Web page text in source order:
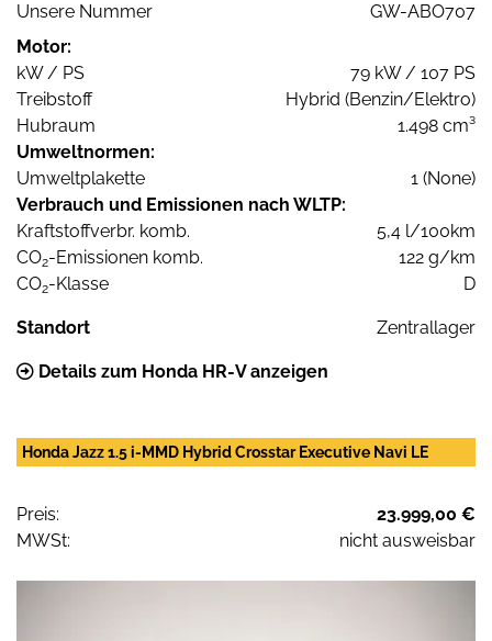
Unsere Nummer
GW-ABO707
Motor:
kW / PS
79 kW / 107 PS
Treibstoff
Hybrid (Benzin/Elektro)
Hubraum
1.498 cm³
Umweltnormen:
Umweltplakette
1 (None)
Verbrauch und Emissionen nach WLTP:
Kraftstoffverbr. komb.
5,4 l/100km
CO2-Emissionen komb.
122 g/km
CO2-Klasse D
Standort Zentrallager
Details zum Honda HR-V anzeigen
Honda Jazz 1.5 i-MMD Hybrid Crosstar Executive Navi LE
Preis:
23.999,00 €
MWSt:
nicht ausweisbar